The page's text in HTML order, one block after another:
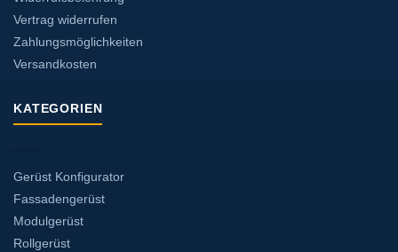
Vertrag widerrufen
Zahlungsmöglichkeiten
Versandkosten
KATEGORIEN
Gerüst Konfigurator
Fassadengerüst
Modulgerüst
Rollgerüst